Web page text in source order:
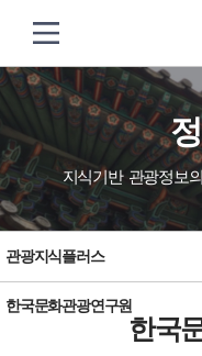
지식기반 관광정보
관광지식플러스
한국문화관광연구원
한국